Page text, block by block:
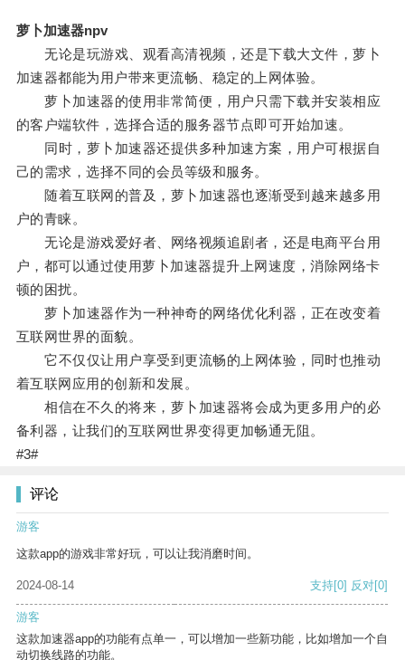
萝卜加速器npv
无论是玩游戏、观看高清视频，还是下载大文件，萝卜
加速器都能为用户带来更流畅、稳定的上网体验。
萝卜加速器的使用非常简便，用户只需下载并安装相应
的客户端软件，选择合适的服务器节点即可开始加速。
同时，萝卜加速器还提供多种加速方案，用户可根据自
己的需求，选择不同的会员等级和服务。
随着互联网的普及，萝卜加速器也逐渐受到越来越多用
户的青睐。
无论是游戏爱好者、网络视频追剧者，还是电商平台用
户，都可以通过使用萝卜加速器提升上网速度，消除网络卡
顿的困扰。
萝卜加速器作为一种神奇的网络优化利器，正在改变着
互联网世界的面貌。
它不仅仅让用户享受到更流畅的上网体验，同时也推动
着互联网应用的创新和发展。
相信在不久的将来，萝卜加速器将会成为更多用户的必
备利器，让我们的互联网世界变得更加畅通无阻。
#3#
评论
游客
这款app的游戏非常好玩，可以让我消磨时间。
2024-08-14 支持[0] 反对[0]
游客
这款加速器app的功能有点单一，可以增加一些新功能，比如增加一个自
动切换线路的功能。